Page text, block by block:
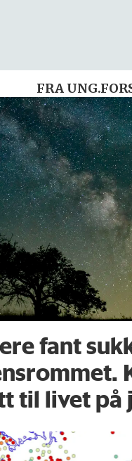
FRA
fant
til livet på